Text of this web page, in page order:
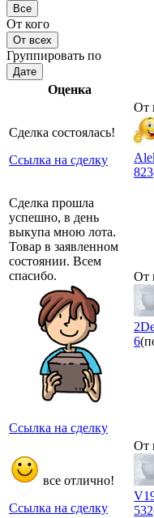
Все
От кого
От всех
Группировать по
Дате
Оценка
Сделка состоялась!
Ссылка на сделку
От
823
Сделка прошла
успешно, в день
выкупа мною лота.
Товар в заявленном
состоянии. Всем
спасибо.
Ссылка на сделку
От
6
все отлично!
Ссылка на сделку
От
532